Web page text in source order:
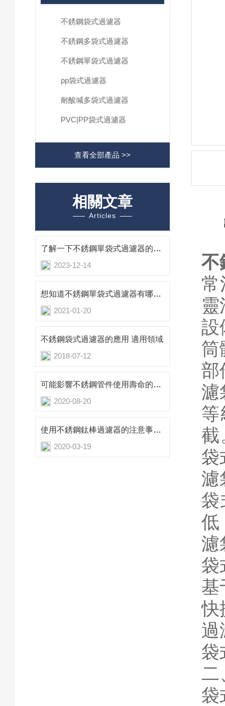
不銹鋼袋式過濾器
不銹鋼多袋式過濾器
不銹鋼單袋式過濾器
pp袋式過濾器
耐酸堿多袋式過濾器
PVC|PP袋式過濾器
查看全部產品 >>
相關文章
Articles
了解一下不銹鋼單袋式過濾器的特點及優勢吧
2023-12-14
想知道不銹鋼單袋式過濾器有哪些特點不妨看看這些
2021-01-20
不銹鋼袋式過濾器的應用 適用領域
2018-07-12
可能影響不銹鋼管件使用壽命的因素
2020-08-20
使用不銹鋼鈦棒過濾器的注意事項你知道有哪些么
2020-03-19
不
常
設
筒
部
濾
等
截
袋
濾
袋
低
濾
袋
基
快
過
袋
二
袋